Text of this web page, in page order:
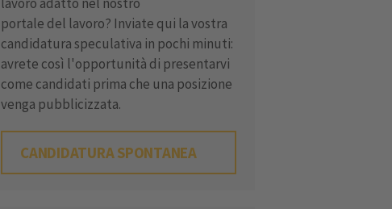
portale del lavoro? Inviate qui la vostra
candidatura speculativa in pochi minuti:
avrete così l'opportunità di presentarvi
come candidati prima che una posizione
venga pubblicizzata.
CANDIDATURA SPONTANEA